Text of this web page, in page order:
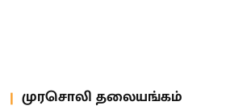
முரசொலி தலையங்கம்